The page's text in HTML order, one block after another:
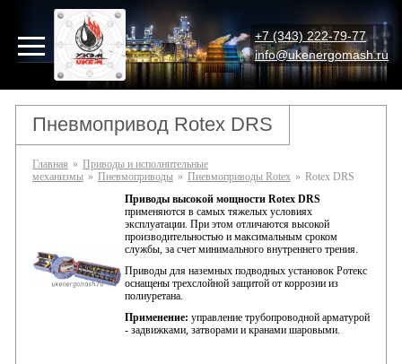
+7 (343) 222-79-77
info@ukenergomash.ru
Пневмопривод Rotex DRS
Главная » Приводы и исполнительные
механизмы » Пневмоприводы » Пневмоприводы Rotex » Rotex DRS
Приводы высокой мощности Rotex DRS
применяются в самых тяжелых условиях
эксплуатации. При этом отличаются высокой
производительностью и максимальным сроком
службы, за счет минимального внутреннего трения.
Приводы для наземных подводных установок Ротекс
оснащены трехслойной защитой от коррозии из
полиуретана.
Применение: управление трубопроводной арматурой
- задвижками, затворами и кранами шаровыми.